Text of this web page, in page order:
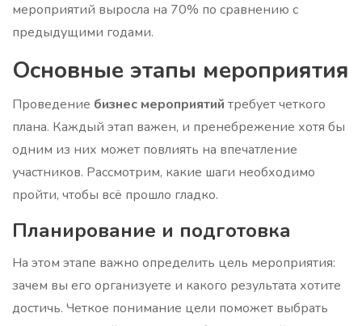
мероприятий выросла на 70% по сравнению с
предыдущими годами.
Основные этапы мероприятия
Проведение бизнес мероприятий требует четкого
плана. Каждый этап важен, и пренебрежение хотя бы
одним из них может повлиять на впечатление
участников. Рассмотрим, какие шаги необходимо
пройти, чтобы всё прошло гладко.
Планирование и подготовка
На этом этапе важно определить цель мероприятия:
зачем вы его организуете и какого результата хотите
достичь. Четкое понимание цели поможет выбрать